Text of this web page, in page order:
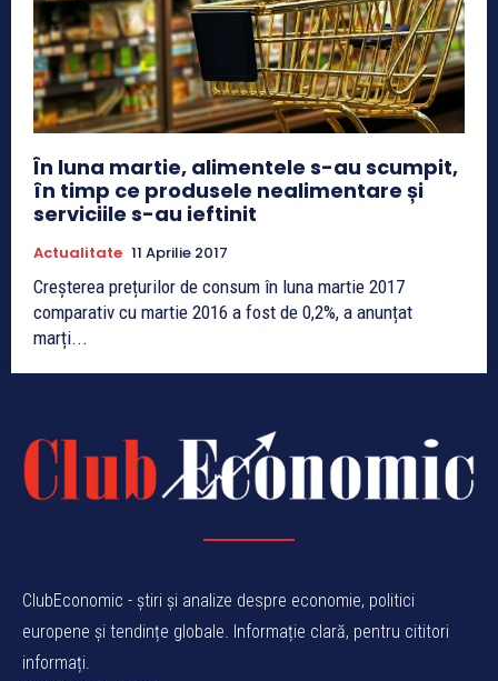
În luna martie, alimentele s-au scumpit,
în timp ce produsele nealimentare și
serviciile s-au ieftinit
Actualitate 11 Aprilie 2017
Creșterea prețurilor de consum în luna martie 2017
comparativ cu martie 2016 a fost de 0,2%, a anunțat
marți...
ClubEconomic - știri și analize despre economie, politici
europene și tendințe globale. Informație clară, pentru cititori
informați.